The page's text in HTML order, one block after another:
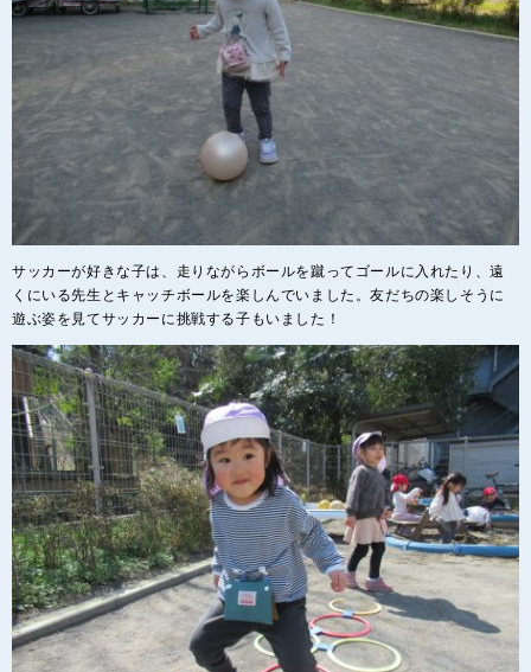
サッカーが好きな子は、走りながらボールを蹴ってゴールに入れたり、遠
くにいる先生とキャッチボールを楽しんでいました。友だちの楽しそうに
遊ぶ姿を見てサッカーに挑戦する子もいました！